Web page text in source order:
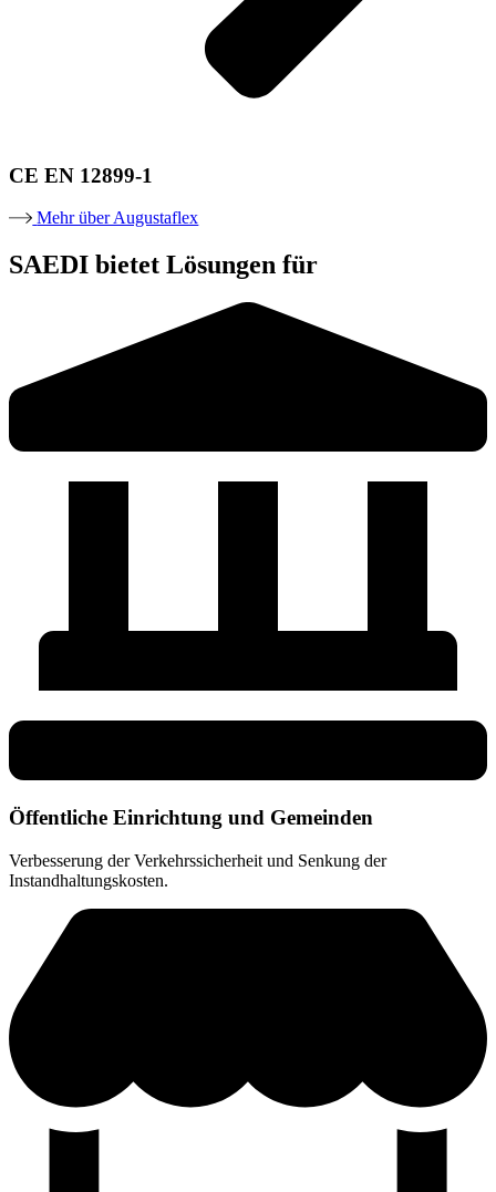
CE EN 12899-1
Mehr über Augustaflex
SAEDI bietet Lösungen für
Öffentliche Einrichtung und Gemeinden
Verbesserung der Verkehrssicherheit und Senkung der
Instandhaltungskosten.